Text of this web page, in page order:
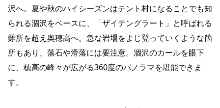
沢へ。夏や秋のハイシーズンはテント村になることでも知
られる涸沢をベースに、「ザイテングラート」と呼ばれる
難所を超え奥穂高へ。急な岩場をよじ登っていくような箇
所もあり、落石や滑落には要注意。涸沢のカールを眼下
に、穂高の峰々が広がる360度のパノラマを堪能できま
す。